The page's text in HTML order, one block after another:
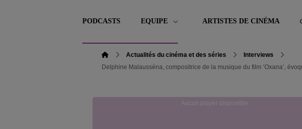
PODCASTS EQUIPE ARTISTES DE CINÉMA
Actualités du cinéma et des séries
Interviews
Delphine Malausséna, compositrice de la musique du film ‘Oxana’,
Aucun player disponible